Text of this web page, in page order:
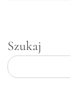
Szukaj